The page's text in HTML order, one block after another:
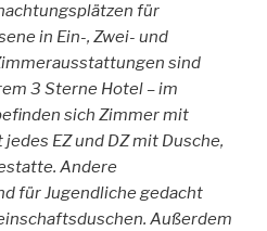
für
in Ein-, Zwei- und
sind
3 Sterne Hotel – im
sich Zimmer mit
EZ und DZ mit Dusche,
Andere
für Jugendliche gedacht
Außerdem